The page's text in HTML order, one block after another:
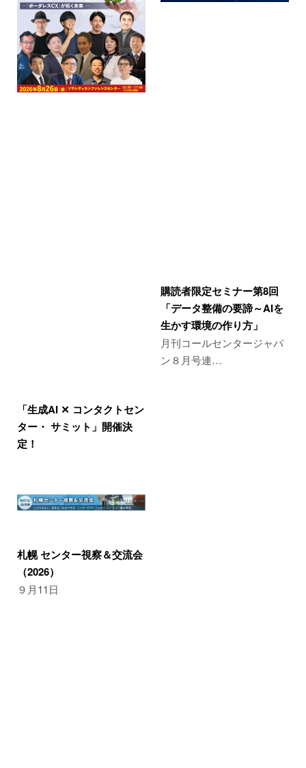
「生成AI ✕ コンタクトセン
ター・ サミット」開催決
定！
購読者限定セミナー第8回
「データ整備の要諦～AIを
生かす環境の作り方」
月刊コールセンタージャパ
ン８月号連…
札幌 センター視察＆交流会
（2026）
９月11日